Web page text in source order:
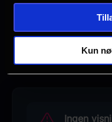
Kun
Drama
Krigsfilm
Ymer Media
Ingen